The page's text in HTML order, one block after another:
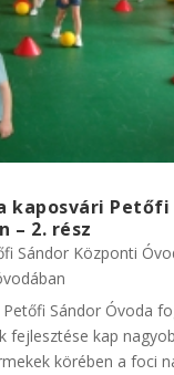
kaposvári Petőfi
– 2. rész
Sándor Központi
Sándor Óvoda
fejlesztése kap
körében a foci